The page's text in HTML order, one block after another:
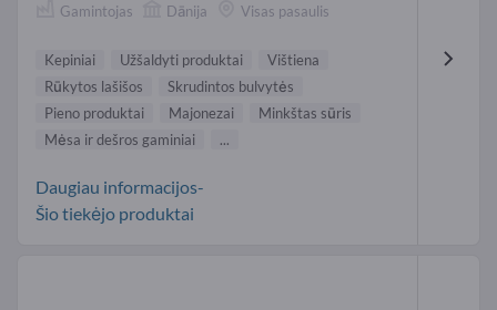
Gamintojas Dānija Visas pasaulis
Kepiniai Užšaldyti produktai
Vištiena
Rūkytos lašišos
Skrudintos bulvytės
Pieno produktai
Majonezai
Minkštas sūris
Mėsa ir dešros gaminiai
...
Daugiau informacijos-
Šio tiekėjo produktai